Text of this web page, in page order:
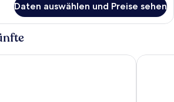
Daten auswählen und Preise sehen
Monica Hyatt